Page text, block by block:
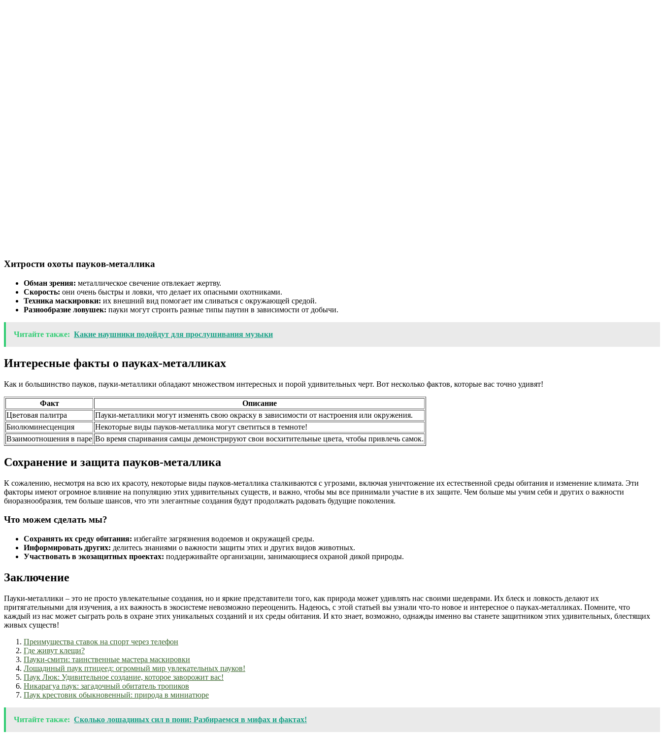
Хитрости охоты пауков-металлика
Обман зрения: металлическое свечение отвлекает жертву.
Скорость: они очень быстры и ловки, что делает их опасными охотниками.
Техника маскировки: их внешний вид помогает им сливаться с окружающей средой.
Разнообразие ловушек: пауки могут строить разные типы паутин в зависимости от добычи.
Читайте также: Какие наушники подойдут для прослушивания музыки
Интересные факты о пауках-металликах
Как и большинство пауков, пауки-металлики обладают множеством интересных и порой удивительных черт. Вот несколько фактов, которые вас точно удивят!
Факт
Описание
Цветовая палитра
Пауки-металлики могут изменять свою окраску в зависимости от настроения или окружения.
Биолюминесценция
Некоторые виды пауков-металлика могут светиться в темноте!
Взаимоотношения в паре Во время спаривания самцы демонстрируют свои восхитительные цвета, чтобы привлечь самок.
Сохранение и защита пауков-металлика
К сожалению, несмотря на всю их красоту, некоторые виды пауков-металлика сталкиваются с угрозами, включая уничтожение их естественной среды обитания и изменение климата. Эти
факторы имеют огромное влияние на популяцию этих удивительных существ, и важно, чтобы мы все принимали участие в их защите. Чем больше мы учим себя и других о важности
биоразнообразия, тем больше шансов, что эти элегантные создания будут продолжать радовать будущие поколения.
Что можем сделать мы?
Сохранять их среду обитания: избегайте загрязнения водоемов и окружащей среды.
Информировать других: делитесь знаниями о важности защиты этих и других видов животных.
Участвовать в экозащитных проектах: поддерживайте организации, занимающиеся охраной дикой природы.
Заключение
Пауки-металлики – это не просто увлекательные создания, но и яркие представители того, как природа может удивлять нас своими шедеврами. Их блеск и ловкость делают их
притягательными для изучения, а их важность в экосистеме невозможно переоценить. Надеюсь, с этой статьей вы узнали что-то новое и интересное о пауках-металликах. Помните, что
каждый из нас может сыграть роль в охране этих уникальных созданий и их среды обитания. И кто знает, возможно, однажды именно вы станете защитником этих удивительных, блестящих
живых существ!
Преимущества ставок на спорт через телефон
Где живут клещи?
Пауки-смити: таинственные мастера маскировки
Лошадиный паук птицеед: огромный мир увлекательных пауков!
Паук Люк: Удивительное создание, которое заворожит вас!
Никарагуа паук: загадочный обитатель тропиков
Паук крестовик обыкновенный: природа в миниатюре
Читайте также: Сколько лошадиных сил в пони: Разбираемся в мифах и фактах!